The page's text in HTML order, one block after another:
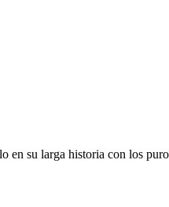
su larga historia con los